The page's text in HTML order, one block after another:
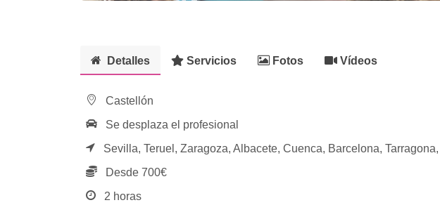
Detalles Servicios Fotos Vídeos
Castellón
Se desplaza el profesional
Sevilla, Teruel, Zaragoza, Albacete, Cuenca, Barcelona, Tarragona,
Desde 700€
2 horas